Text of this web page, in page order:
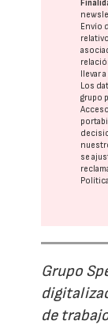
Envío
llevar
Los
grupo
se
Grupo
de